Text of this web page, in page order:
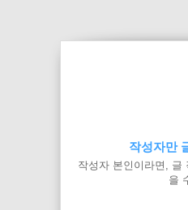
작성자만
작성자 본인이라면, 글
을